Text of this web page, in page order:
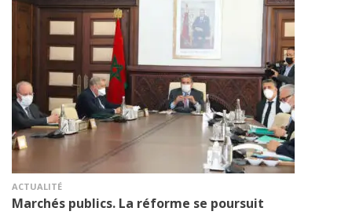
ACTUALITÉ
Marchés publics. La réforme se poursuit